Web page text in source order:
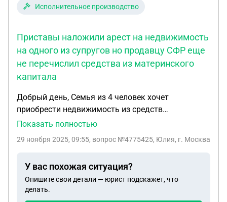
СпасибоИсполнительное производство
Приставы наложили арест на недвижимость
на одного из супругов но продавцу СФР еще
не перечислил средства из материнского
капитала
Добрый день, Семья из 4 человек хочет
приобрести недвижимость из средств
материнского капитала. Но приставы работают
членов семьи. Приставы наложили арест на
СФР еще не перечислил средства из материнского
капитала.
Показать полностью
29 ноября 2025, 09:55, вопрос №4775425, Юлия, г. Москва
У вас похожая ситуация?
Опишите свои детали — юрист подскажет, что
делать.